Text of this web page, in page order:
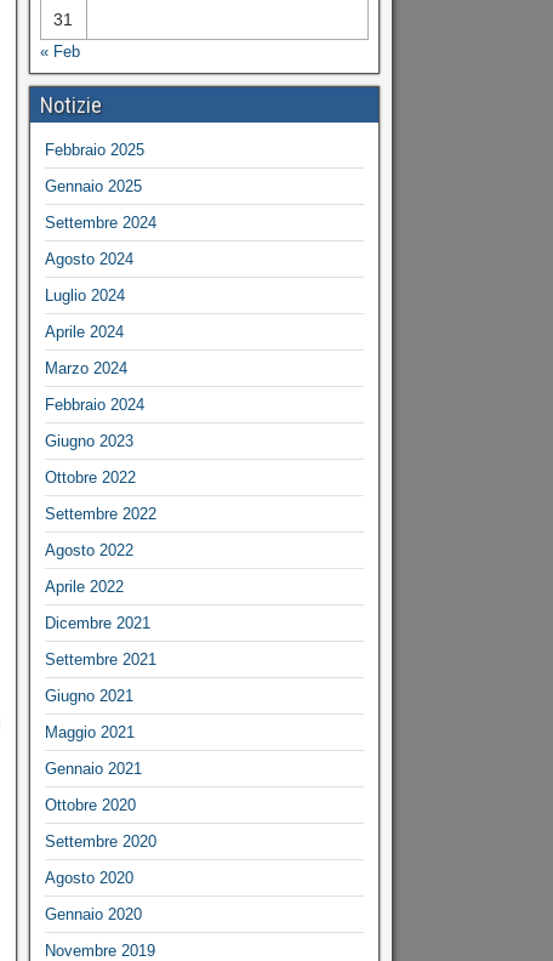
31
« Feb
Notizie
Febbraio 2025
Gennaio 2025
Settembre 2024
Agosto 2024
Luglio 2024
Aprile 2024
Marzo 2024
Febbraio 2024
Giugno 2023
Ottobre 2022
Settembre 2022
Agosto 2022
Aprile 2022
Dicembre 2021
Settembre 2021
Giugno 2021
Maggio 2021
Gennaio 2021
Ottobre 2020
Settembre 2020
Agosto 2020
Gennaio 2020
Novembre 2019